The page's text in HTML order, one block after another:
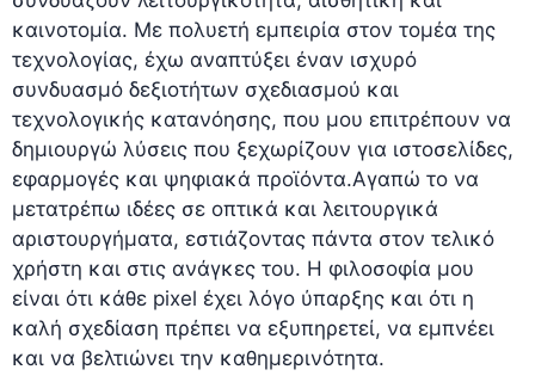
καινοτομία. Με πολυετή εμπειρία στον τομέα της
τεχνολογίας, έχω αναπτύξει έναν ισχυρό
συνδυασμό δεξιοτήτων σχεδιασμού και
τεχνολογικής κατανόησης, που μου επιτρέπουν να
δημιουργώ λύσεις που ξεχωρίζουν για ιστοσελίδες,
εφαρμογές και ψηφιακά προϊόντα.Αγαπώ το να
μετατρέπω ιδέες σε οπτικά και λειτουργικά
αριστουργήματα, εστιάζοντας πάντα στον τελικό
χρήστη και στις ανάγκες του. Η φιλοσοφία μου
είναι ότι κάθε pixel έχει λόγο ύπαρξης και ότι η
καλή σχεδίαση πρέπει να εξυπηρετεί, να εμπνέει
και να βελτιώνει την καθημερινότητα.